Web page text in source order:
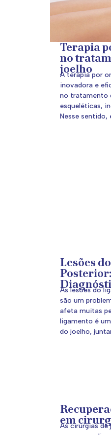
Terapia
no
joelho
A terapia por
inovadora e
no tratamento
esqueléticas,
Nesse sentido,
Lesões
As lesões do
são um
afeta muitas
ligamento é
do joelho,
em
As cirurgias de